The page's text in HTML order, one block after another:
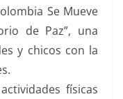
Se Mueve
de Paz”, una
y chicos con la
físicas